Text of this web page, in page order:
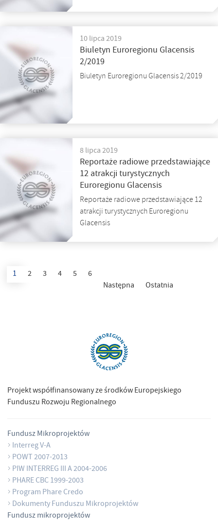
10 lipca 2019
Biuletyn Euroregionu Glacensis
2/2019
Biuletyn Euroregionu Glacensis 2/2019
8 lipca 2019
Reportaże radiowe przedstawiające
12 atrakcji turystycznych
Euroregionu Glacensis
Reportaże radiowe przedstawiające 12
atrakcji turystycznych Euroregionu
Glacensis
1 2 3 4 5
6
Następna
Ostatnia
Projekt współfinansowany ze środków Europejskiego
Funduszu Rozwoju Regionalnego
Fundusz Mikroprojektów
Interreg V-A
POWT 2007-2013
PIW INTERREG III A 2004-2006
PHARE CBC 1999-2003
Program Phare Credo
Dokumenty Funduszu Mikroprojektów
Fundusz mikroprojektów